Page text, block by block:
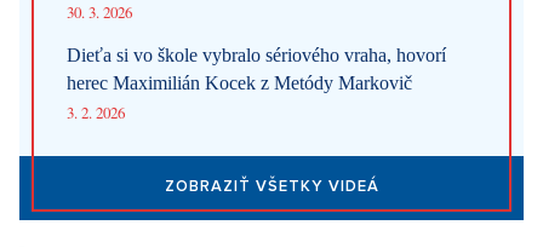
30. 3. 2026
Dieťa si vo škole vybralo sériového vraha, hovorí
herec Maximilián Kocek z Metódy Markovič
3. 2. 2026
ZOBRAZIŤ VŠETKY VIDEÁ